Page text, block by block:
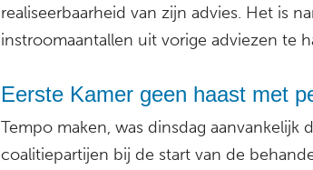
realiseerbaarheid van zijn advies. Het is
instroomaantallen uit vorige adviezen te
Eerste Kamer geen haast met
Tempo maken, was dinsdag aanvankelijk
coalitiepartijen bij de start van de